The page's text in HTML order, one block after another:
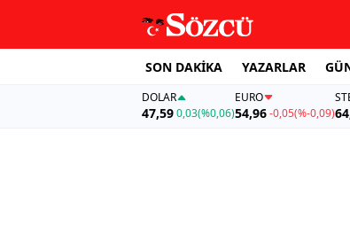
SON DAKİKA YAZARLAR
DOLAR
47,590,03(%0,06)
EURO
54,96 -0,05(%-0,09)